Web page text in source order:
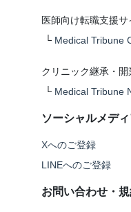
医師向け転職支援サ
└ Medical Tribune
クリニック継承・開
└ Medical Tribune
ソーシャルメデ
Xへのご登録
LINEへのご登録
お問い合わせ・